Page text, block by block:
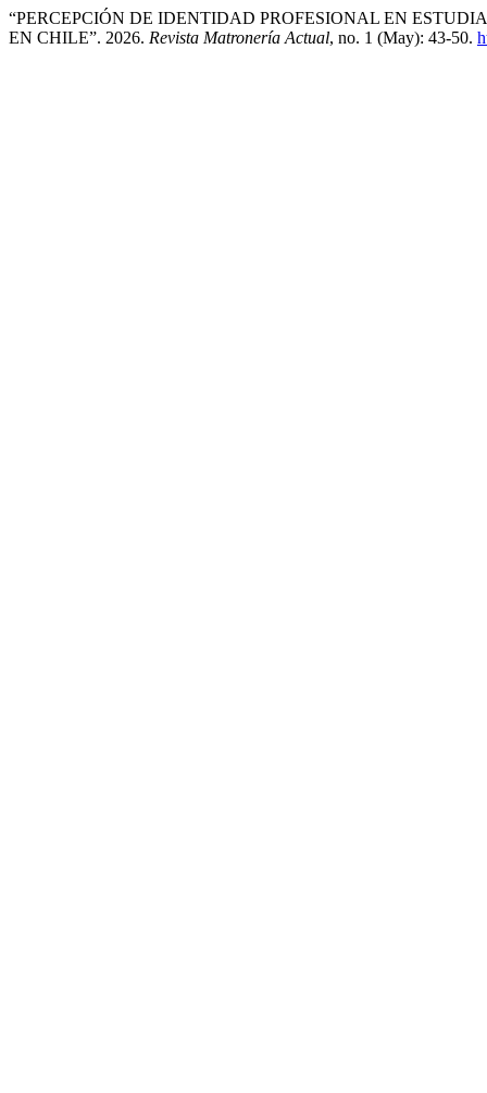
“PERCEPCIÓN DE IDENTIDAD PROFESIONAL EN
EN CHILE”. 2026. Revista Matronería Actual, no. 1 (May): 43-50.